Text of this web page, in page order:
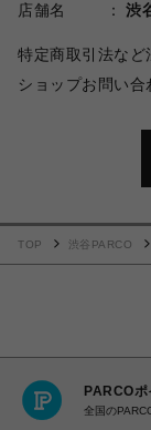
店舗名
渋
特定商取引法など
ショップお問い合
TOP 渋谷PARCO
PARCOポ
全国の